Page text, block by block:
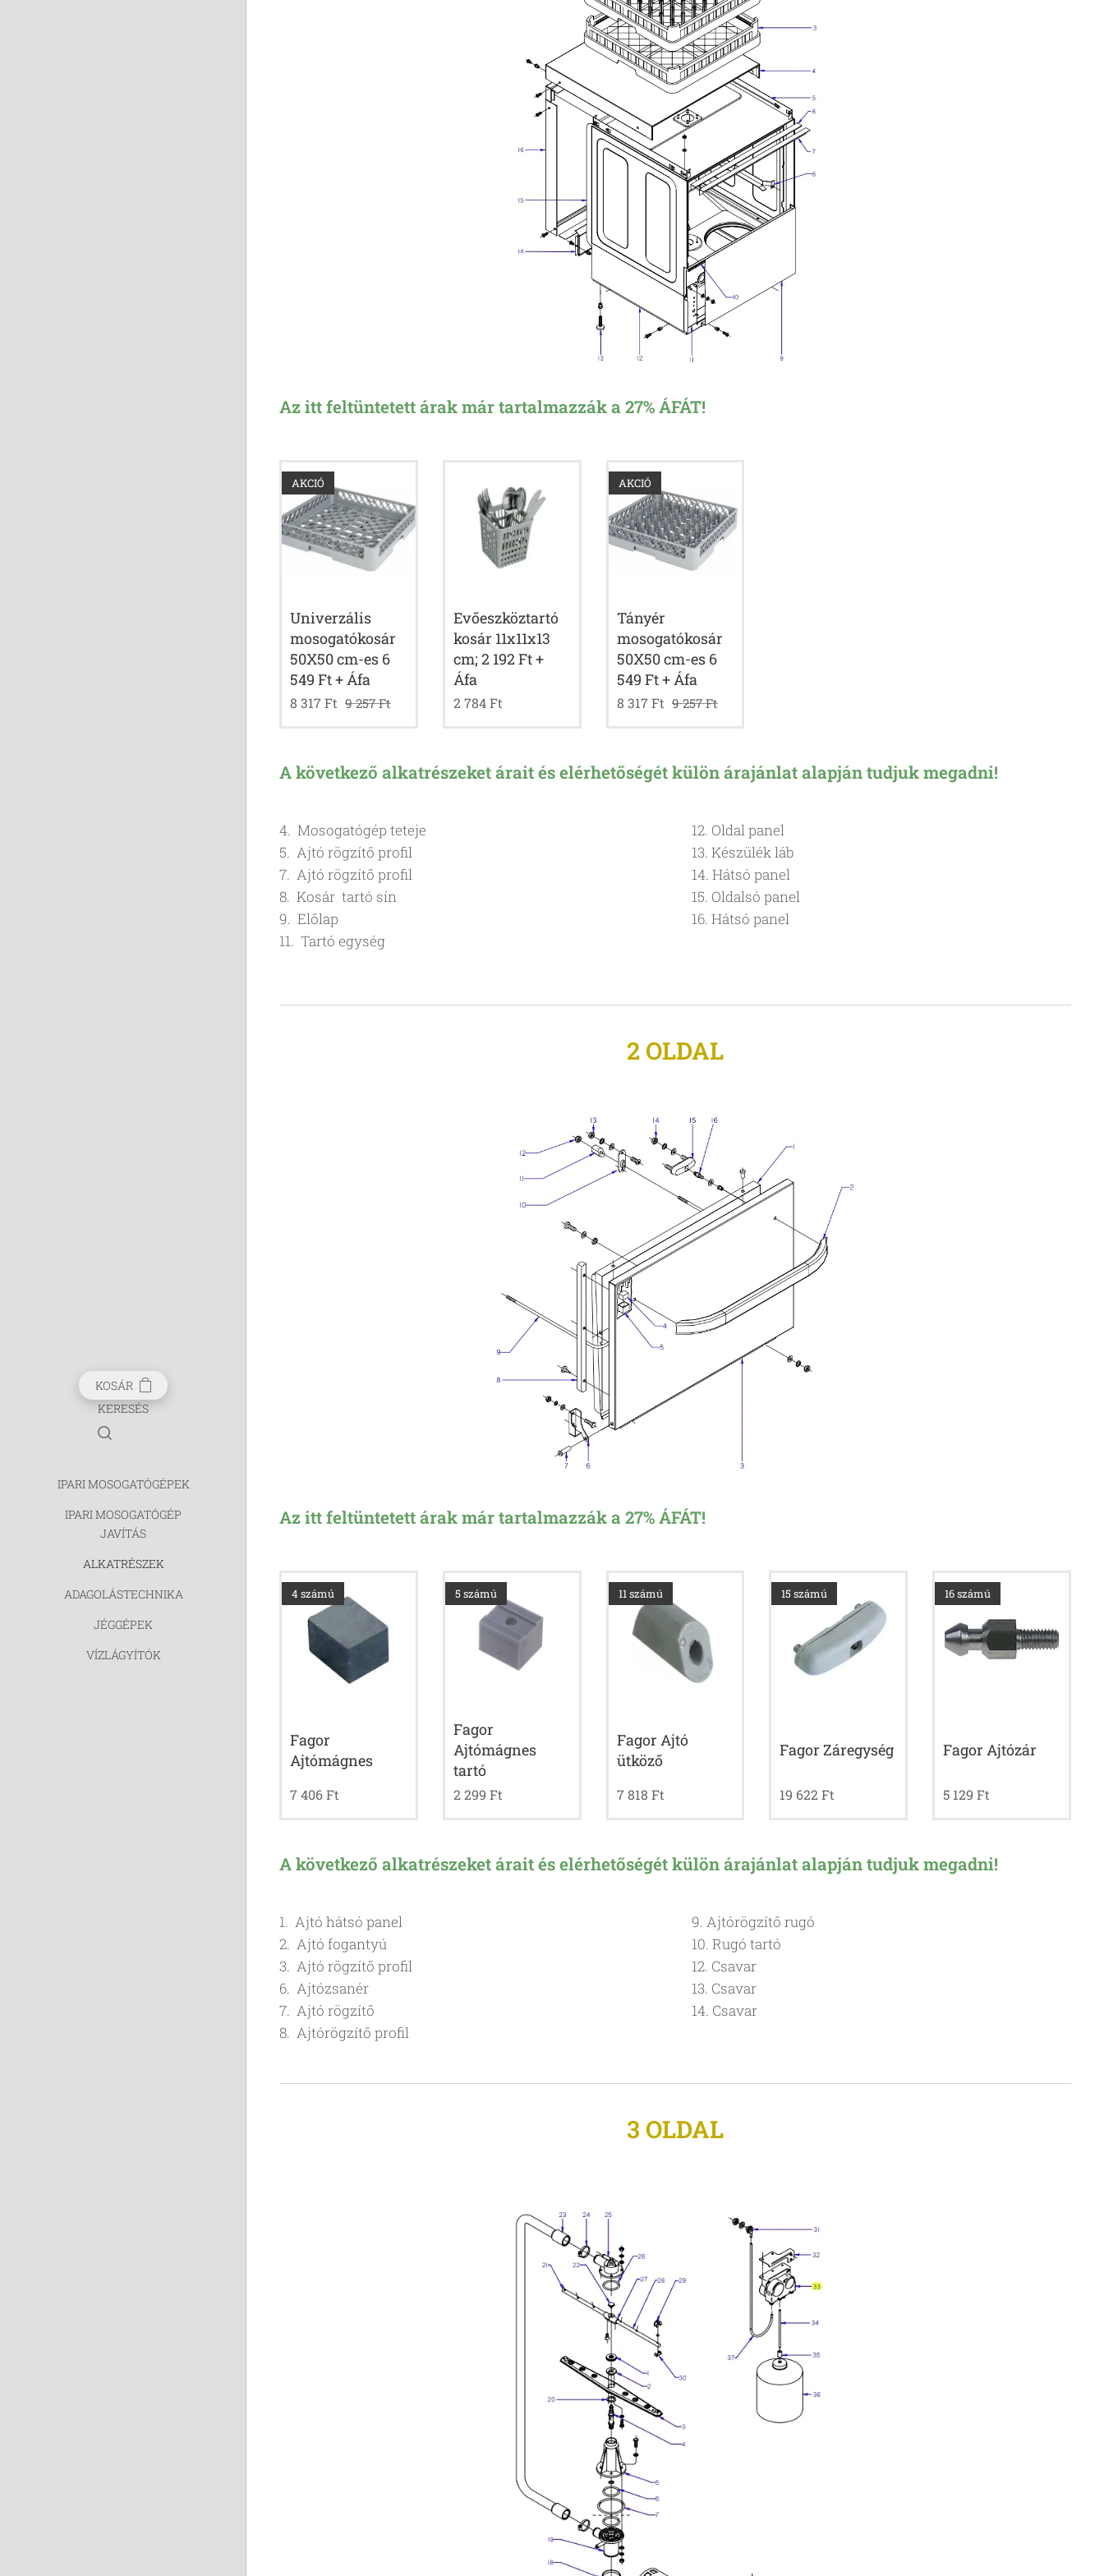
KOSÁR
KERESÉS
IPARI MOSOGATÓGÉPEK
IPARI MOSOGATÓGÉP
JAVÍTÁS
ALKATRÉSZEK
ADAGOLÁSTECHNIKA
JÉGGÉPEK
VÍZLÁGYÍTÓK
Az itt feltüntetett árak már tartalmazzák a 27% ÁFÁT!
Univerzális
mosogatókosár
50X50 cm-es 6
549 Ft + Áfa
AKCIÓ
8 317Ft 9 257Ft
Evőeszköztartó
kosár 11x11x13
cm; 2 192 Ft +
Áfa
2 784Ft
Tányér
mosogatókosár
50X50 cm-es 6
549 Ft + Áfa
AKCIÓ
8 317Ft 9 257Ft
A következő alkatrészeket árait és elérhetőségét külön árajánlat alapján tudjuk megadni!
4. Mosogatógép teteje
5. Ajtó rögzítő profil
7. Ajtó rögzítő profil
8. Kosár tartó sín
9. Előlap
11. Tartó egység
12. Oldal panel
13. Készülék láb
14. Hátsó panel
15. Oldalsó panel
16. Hátsó panel
2 OLDAL
Az itt feltüntetett árak már tartalmazzák a 27% ÁFÁT!
Fagor
Ajtómágnes
4 számú
7 406Ft
Fagor
Ajtómágnes
tartó
5 számú
2 299 Ft
Fagor Ajtó
ütköző
11 számú
7 818 Ft
Fagor Záregység
15 számú
19 622 Ft
Fagor Ajtózár
16 számú
5 129 Ft
A következő alkatrészeket árait és elérhetőségét külön árajánlat alapján tudjuk megadni!
1. Ajtó hátsó panel
2. Ajtó fogantyú
3. Ajtó rögzítő profil
6. Ajtózsanér
7. Ajtó rögzítő
8. Ajtórögzítő profil
9. Ajtórögzítő rugó
10. Rugó tartó
12. Csavar
13. Csavar
14. Csavar
3 OLDAL